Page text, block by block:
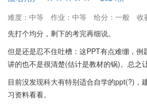
难度：中等
作业：中等 给分：一般
收
先打个均分，剩下的考完再细说。
但是还是忍不住吐槽：这PPT有点难绷，例
讲的也不是很清楚(估计是教材的锅)。总之
目前没发现科大有特别适合自学的ppt(?)，
习资料看看。